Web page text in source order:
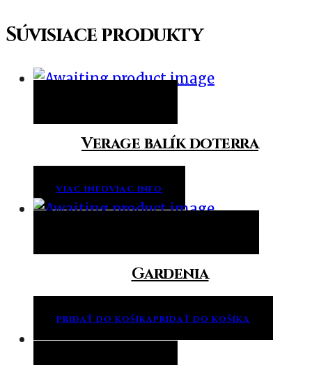
Súvisiace produkty
Verage balík doterra
VIAC INFOVIAC INFO
Gardenia
PRIDAŤ DO KOŠÍKAPRIDAŤ DO KOŠÍKA